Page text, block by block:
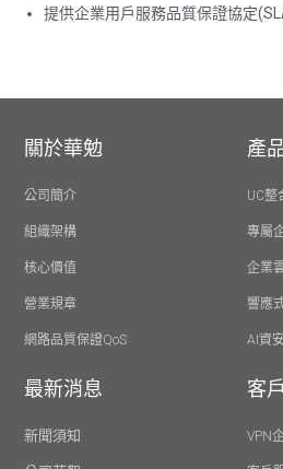
提供企業用戶服務品質保證協定
關於華勉
公司簡介
組織架構
核心價值
營業規章
網路品質保證QoS
產
UC整
專屬
企業
響應
AI資
最新消息
新聞須知
客
VPN